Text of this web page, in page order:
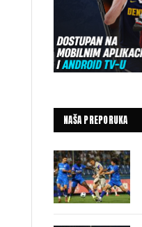
NAŠA PREPORUKA